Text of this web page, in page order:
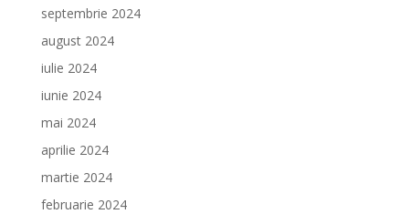
septembrie 2024
august 2024
iulie 2024
iunie 2024
mai 2024
aprilie 2024
martie 2024
februarie 2024